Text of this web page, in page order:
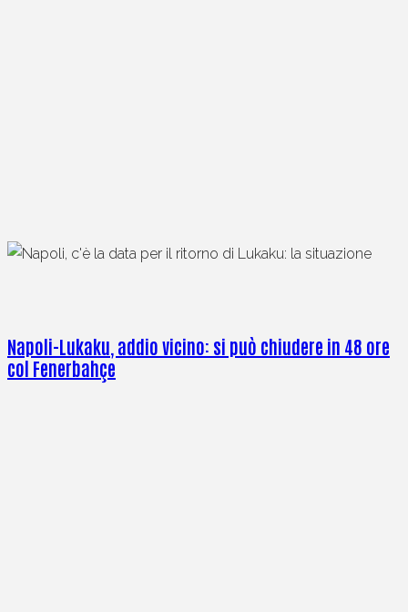
Napoli-Lukaku, addio vicino: si può chiudere in 48 ore
col Fenerbahçe